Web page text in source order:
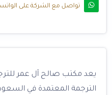
تواصل مع الشركة على
يعد مكتب صالح آل عمر
الترجمة المعتمدة في